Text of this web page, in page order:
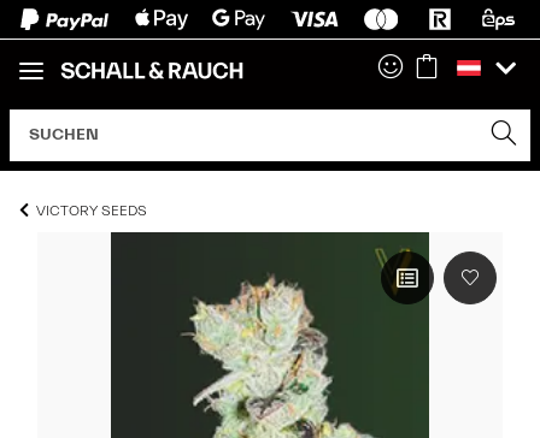
VICTORY SEEDS